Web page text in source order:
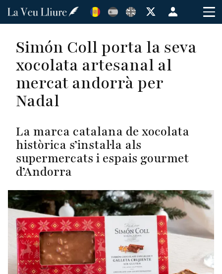
Vés
Menú
de
de
usuario
Simón Coll porta la seva
xocolata artesanal al
mercat andorrà per
Nadal
La marca catalana de xocolata
històrica s’instal·la als
supermercats i espais gourmet
d’Andorra